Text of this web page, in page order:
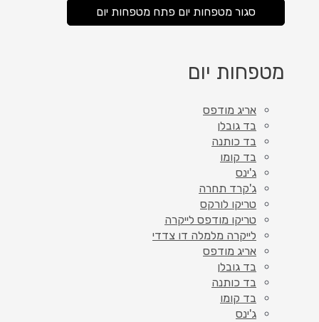
סגור מטפחות יום פתח מטפחות יום
מטפחות יום
אריג מודפס
בד גובלן
בד כותנה
בד קומו
ג'ינס
ג'קרד תחרה
טריקו לורקס
טריקו מודפס לייקרה
לייקרה מלמלה דו צדדי
אריג מודפס
בד גובלן
בד כותנה
בד קומו
ג'ינס